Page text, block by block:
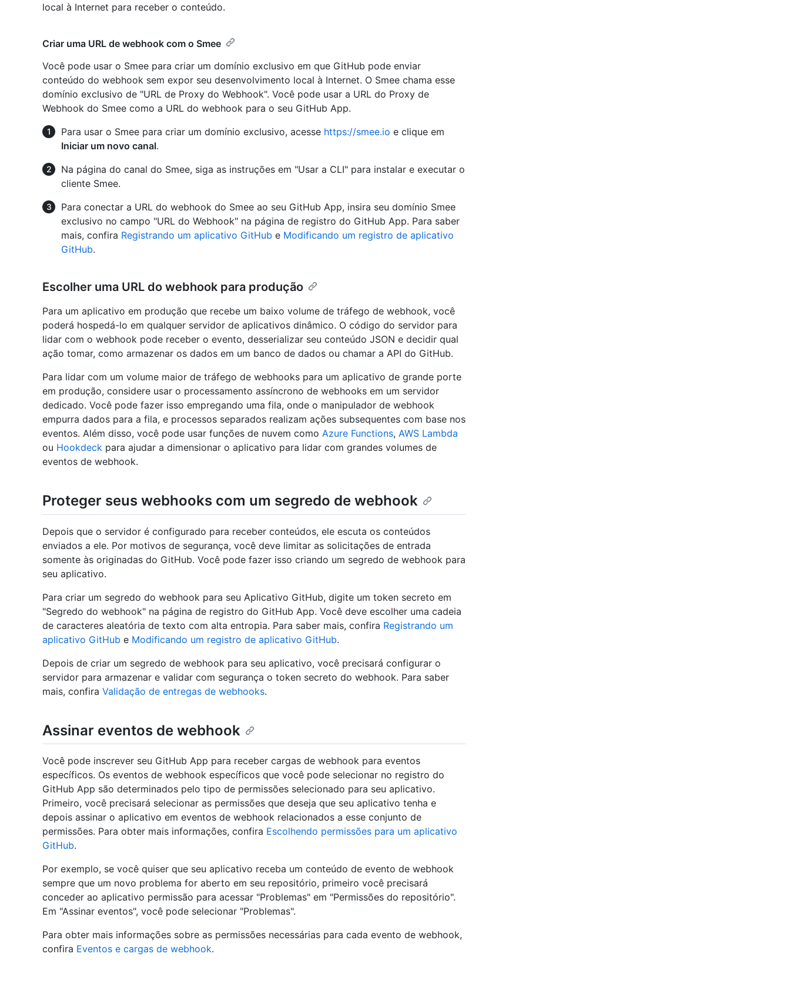
local à Internet para receber o conteúdo.
Criar uma URL de webhook com o Smee
Você pode usar o Smee para criar um domínio exclusivo em que GitHub pode enviar
conteúdo do webhook sem expor seu desenvolvimento local à Internet. O Smee chama esse
domínio exclusivo de "URL de Proxy do Webhook". Você pode usar a URL do Proxy de
Webhook do Smee como a URL do webhook para o seu GitHub App.
Para usar o Smee para criar um domínio exclusivo, acesse https://smee.io e clique em
Iniciar um novo canal.
Na página do canal do Smee, siga as instruções em "Usar a CLI" para instalar e executar o
cliente Smee.
Para conectar a URL do webhook do Smee ao seu GitHub App, insira seu domínio Smee
exclusivo no campo "URL do Webhook" na página de registro do GitHub App. Para saber
mais, confira Registrando um aplicativo GitHub e Modificando um registro de aplicativo
GitHub.
Escolher uma URL do webhook para produção
Para um aplicativo em produção que recebe um baixo volume de tráfego de webhook, você
poderá hospedá-lo em qualquer servidor de aplicativos dinâmico. O código do servidor para
lidar com o webhook pode receber o evento, desserializar seu conteúdo JSON e decidir qual
ação tomar, como armazenar os dados em um banco de dados ou chamar a API do GitHub.
Para lidar com um volume maior de tráfego de webhooks para um aplicativo de grande porte
em produção, considere usar o processamento assíncrono de webhooks em um servidor
dedicado. Você pode fazer isso empregando uma fila, onde o manipulador de webhook
empurra dados para a fila, e processos separados realizam ações subsequentes com base nos
eventos. Além disso, você pode usar funções de nuvem como Azure Functions, AWS Lambda
ou Hookdeck para ajudar a dimensionar o aplicativo para lidar com grandes volumes de
eventos de webhook.
Proteger seus webhooks com um segredo de webhook
Depois que o servidor é configurado para receber conteúdos, ele escuta os conteúdos
enviados a ele. Por motivos de segurança, você deve limitar as solicitações de entrada
somente às originadas do GitHub. Você pode fazer isso criando um segredo de webhook para
seu aplicativo.
Para criar um segredo do webhook para seu Aplicativo GitHub, digite um token secreto em
"Segredo do webhook" na página de registro do GitHub App. Você deve escolher uma cadeia
de caracteres aleatória de texto com alta entropia. Para saber mais, confira Registrando um
aplicativo GitHub e Modificando um registro de aplicativo GitHub.
Depois de criar um segredo de webhook para seu aplicativo, você precisará configurar o
servidor para armazenar e validar com segurança o token secreto do webhook. Para saber
mais, confira Validação de entregas de webhooks.
Assinar eventos de webhook
Você pode inscrever seu GitHub App para receber cargas de webhook para eventos
específicos. Os eventos de webhook específicos que você pode selecionar no registro do
GitHub App são determinados pelo tipo de permissões selecionado para seu aplicativo.
Primeiro, você precisará selecionar as permissões que deseja que seu aplicativo tenha e
depois assinar o aplicativo em eventos de webhook relacionados a esse conjunto de
permissões. Para obter mais informações, confira Escolhendo permissões para um aplicativo
GitHub.
Por exemplo, se você quiser que seu aplicativo receba um conteúdo de evento de webhook
sempre que um novo problema for aberto em seu repositório, primeiro você precisará
conceder ao aplicativo permissão para acessar "Problemas" em "Permissões do repositório".
Em "Assinar eventos", você pode selecionar "Problemas".
Para obter mais informações sobre as permissões necessárias para cada evento de webhook,
confira Eventos e cargas de webhook.